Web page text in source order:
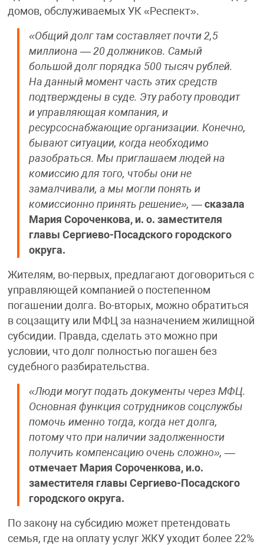
домов, обслуживаемых УК «Респект».
«Общий долг там составляет почти 2,5
миллиона — 20 должников. Самый
большой долг порядка 500 тысяч рублей.
На данный момент часть этих средств
подтверждены в суде. Эту работу проводит
и управляющая компания, и
ресурсоснабжающие организации. Конечно,
бывают ситуации, когда необходимо
разобраться. Мы приглашаем людей на
комиссию для того, чтобы они не
замалчивали, а мы могли понять и
комиссионно принять решение», —сказала
Мария Сороченкова, и. о. заместителя
главы Сергиево-Посадского городского
округа.
Жителям, во-первых, предлагают договориться с
управляющей компанией о постепенном
погашении долга. Во-вторых, можно обратиться
в соцзащиту или МФЦ за назначением жилищной
субсидии. Правда, сделать это можно при
условии, что долг полностью погашен без
судебного разбирательства.
«Люди могут подать документы через МФЦ.
Основная функция сотрудников соцслужбы
помочь именно тогда, когда нет долга,
потому что при наличии задолженности
получить компенсацию очень сложно», —
отмечает Мария Сороченкова, и.о.
заместителя главы Сергиево-Посадского
городского округа.
По закону на субсидию может претендовать
семья, где на оплату услуг ЖКУ уходит более 22%